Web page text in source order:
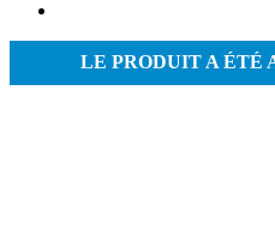
LE PRODUIT A ÉTÉ